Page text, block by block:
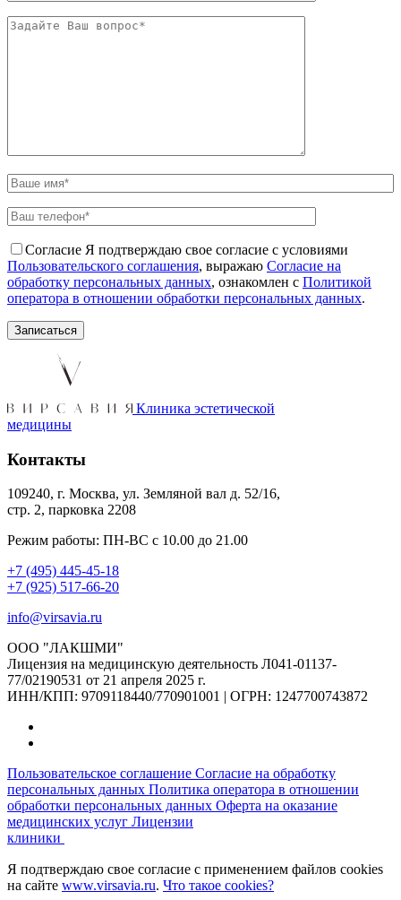
Согласие Я подтверждаю свое согласие с условиями
Пользовательского соглашения, выражаю Согласие на
обработку персональных данных, ознакомлен с Политикой
оператора в отношении обработки персональных данных.
Клиника эстетической
медицины
Контакты
109240, г. Москва, ул. Земляной вал д. 52/16,
стр. 2, парковка 2208
Режим работы: ПН-ВС с 10.00 до 21.00
+7 (495) 445-45-18
+7 (925) 517-66-20
info@virsavia.ru
ООО "ЛАКШМИ"
Лицензия на медицинскую деятельность Л041-01137-
77/02190531 от 21 апреля 2025 г.
ИНН/КПП: 9709118440/770901001 | ОГРН: 1247700743872
Пользовательское соглашение Согласие на обработку
персональных данных Политика оператора в отношении
обработки персональных данных Оферта на оказание
медицинских услуг Лицензии
клиники
Я подтверждаю свое согласие с применением файлов cookies
на сайте www.virsavia.ru. Что такое cookies?